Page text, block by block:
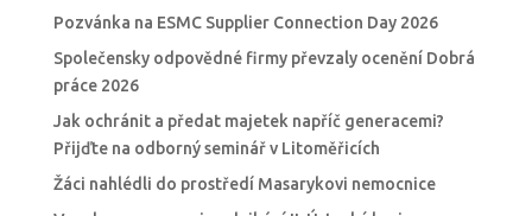
Pozvánka na ESMC Supplier Connection Day 2026
Společensky odpovědné firmy převzaly ocenění Dobrá
práce 2026
Jak ochránit a předat majetek napříč generacemi?
Přijďte na odborný seminář v Litoměřicích
Žáci nahlédli do prostředí Masarykovi nemocnice